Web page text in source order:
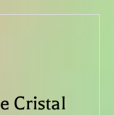
Cristal